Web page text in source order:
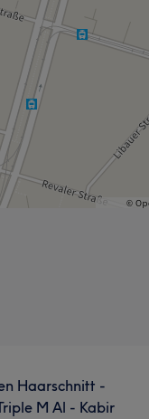
Haarschnitt -
M Al - Kabir